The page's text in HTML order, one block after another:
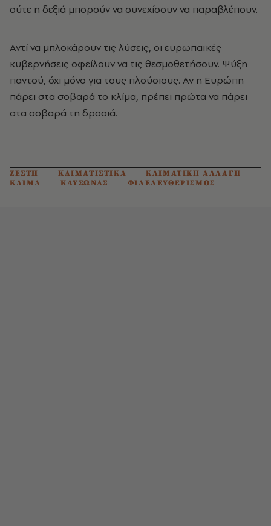
ούτε η δεξιά μπορούν να συνεχίσουν να παραβλέπουν.
Αντί να μπλοκάρουν τις λύσεις, οι ευρωπαϊκές
κυβερνήσεις οφείλουν να τις θεσμοθετήσουν. Ψύξη
παντού, όχι μόνο για τους πλούσιους. Αν η Ευρώπη
πάρει στα σοβαρά το κλίμα, πρέπει πρώτα να πάρει
στα σοβαρά τη δροσιά.
ΖΕΣΤΗ ΚΛΙΜΑΤΙΣΤΙΚΑ
ΚΛΙΜΑΤΙΚΗ ΑΛΛΑΓΗ
ΚΛΙΜΑ
ΚΑΥΣΩΝΑΣ ΦΙΛΕΛΕΥΘΕΡΙΣΜΟΣ